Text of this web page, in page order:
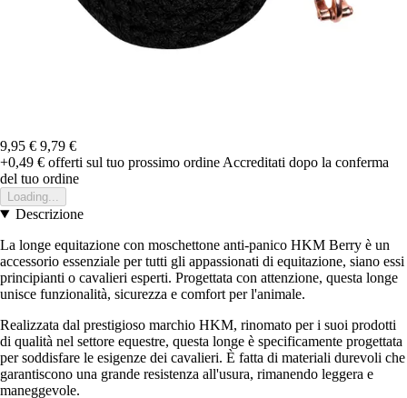
9,95 € 9,79 €
+0,49 € offerti sul tuo prossimo ordine Accreditati dopo la conferma
del tuo ordine
Loading...
Descrizione
La longe equitazione con moschettone anti-panico HKM Berry è un
accessorio essenziale per tutti gli appassionati di equitazione, siano essi
principianti o cavalieri esperti. Progettata con attenzione, questa longe
unisce funzionalità, sicurezza e comfort per l'animale.
Realizzata dal prestigioso marchio HKM, rinomato per i suoi prodotti
di qualità nel settore equestre, questa longe è specificamente progettata
per soddisfare le esigenze dei cavalieri. È fatta di materiali durevoli che
garantiscono una grande resistenza all'usura, rimanendo leggera e
maneggevole.